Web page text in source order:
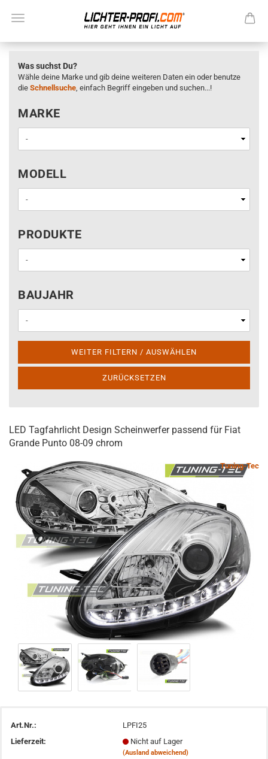
Was suchst Du?
Wähle deine Marke und gib deine weiteren Daten ein oder benutze
die Schnellsuche, einfach Begriff eingeben und suchen...!
MARKE
MARKE
MODELL
MODELL
PRODUKTE
PRODUKTE
BAUJAHR
BAUJAHR
WEITER FILTERN / AUSWÄHLEN
ZURÜCKSETZEN
LED Tagfahrlicht Design Scheinwerfer passend für Fiat
Grande Punto 08-09 chrom
Tuning-Tec
Art.Nr.:
LPFI25
Lieferzeit:
Nicht auf Lager
(Ausland abweichend)